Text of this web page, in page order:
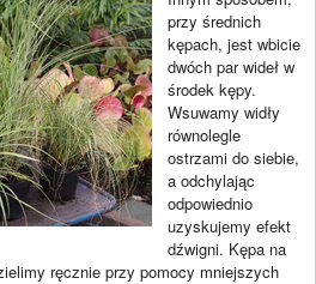
przy średnich
kępach, jest wbicie
dwóch par wideł w
środek kępy.
Wsuwamy widły
równolegle
ostrzami do siebie,
a odchylając
odpowiednio
uzyskujemy efekt
dźwigni. Kępa na
ręcznie przy pomocy mniejszych